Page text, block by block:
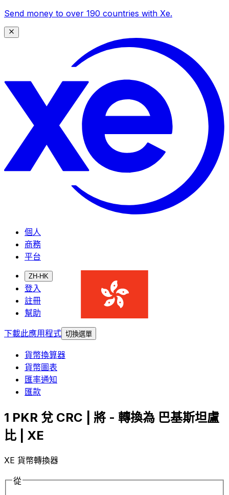
Send money to over 190 countries with Xe.
個人
商務
平台
ZH-HK
登入
註冊
幫助
下載此應用程式 切換選單
貨幣換算器
貨幣圖表
匯率通知
匯款
1 PKR 兌 CRC | 將 - 轉換為 巴基斯坦盧
比 | XE
XE 貨幣轉換器
從